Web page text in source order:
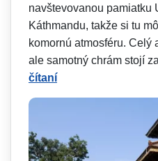
navštevovanou pamiatku
Káthmandu, takže si tu
komornú atmosféru. Celý
ale samotný chrám stojí
čítaní